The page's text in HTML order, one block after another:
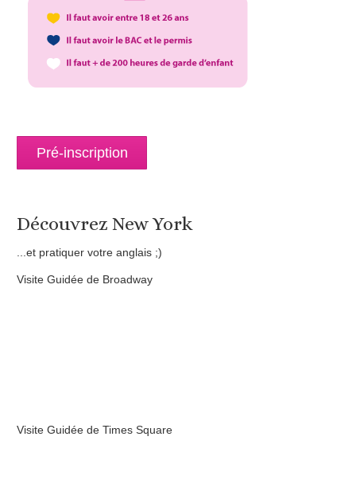
Pré-inscription
Découvrez New York
...et pratiquer votre anglais ;)
Visite Guidée de Broadway
Visite Guidée de Times Square